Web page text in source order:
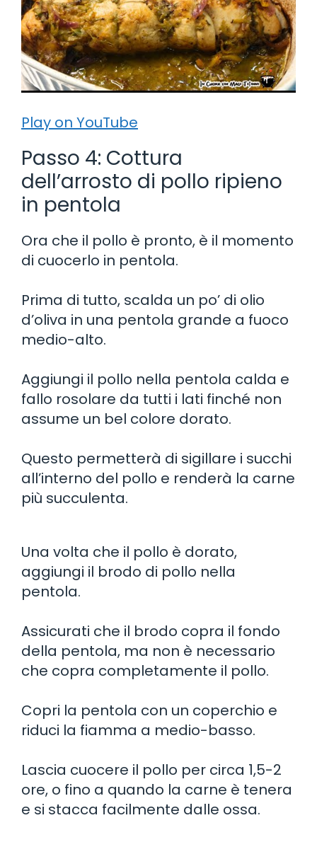
Play on YouTube
Passo 4: Cottura
dell’arrosto di pollo ripieno
in pentola
Ora che il pollo è pronto, è il momento
di cuocerlo in pentola.
Prima di tutto, scalda un po’ di olio
d’oliva in una pentola grande a fuoco
medio-alto.
Aggiungi il pollo nella pentola calda e
fallo rosolare da tutti i lati finché non
assume un bel colore dorato.
Questo permetterà di sigillare i succhi
all’interno del pollo e renderà la carne
più succulenta.
Una volta che il pollo è dorato,
aggiungi il brodo di pollo nella
pentola.
Assicurati che il brodo copra il fondo
della pentola, ma non è necessario
che copra completamente il pollo.
Copri la pentola con un coperchio e
riduci la fiamma a medio-basso.
Lascia cuocere il pollo per circa 1,5-2
ore, o fino a quando la carne è tenera
e si stacca facilmente dalle ossa.